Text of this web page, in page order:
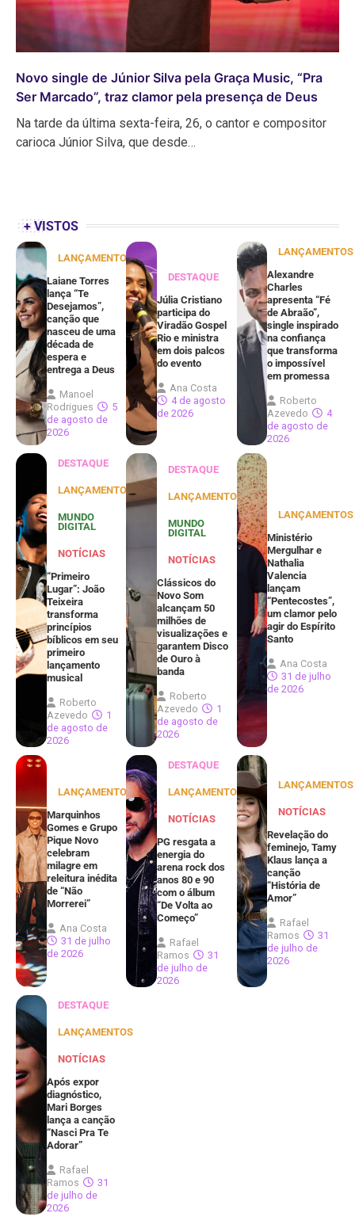
Novo single de Júnior Silva pela Graça Music, “Pra
Ser Marcado”, traz clamor pela presença de Deus
Na tarde da última sexta-feira, 26, o cantor e compositor
carioca Júnior Silva, que desde…
+ VISTOS
LANÇAMENTOS
Laiane Torres
lança “Te
Desejamos”,
canção que
nasceu de uma
década de
espera e
entrega a Deus
Manoel
Rodrigues
5
de agosto de
2026
DESTAQUE
Júlia Cristiano
participa do
Viradão Gospel
Rio e ministra
em dois palcos
do evento
Ana Costa
4 de agosto
de 2026
LANÇAMENTOS
Alexandre
Charles
apresenta “Fé
de Abraão”,
single inspirado
na confiança
que transforma
o impossível
em promessa
Roberto
Azevedo
4
de agosto de
2026
DESTAQUE
LANÇAMENTOS
MUNDO
DIGITAL
NOTÍCIAS
“Primeiro
Lugar”: João
Teixeira
transforma
princípios
bíblicos em seu
primeiro
lançamento
musical
Roberto
Azevedo
1
de agosto de
2026
DESTAQUE
LANÇAMENTOS
MUNDO
DIGITAL
NOTÍCIAS
Clássicos do
Novo Som
alcançam 50
milhões de
visualizações e
garantem Disco
de Ouro à
banda
Roberto
Azevedo
1
de agosto de
2026
LANÇAMENTOS
Ministério
Mergulhar e
Nathalia
Valencia
lançam
“Pentecostes”,
um clamor pelo
agir do Espírito
Santo
Ana Costa
31 de julho
de 2026
LANÇAMENTOS
Marquinhos
Gomes e Grupo
Pique Novo
celebram
milagre em
releitura inédita
de “Não
Morrerei”
Ana Costa
31 de julho
de 2026
DESTAQUE
LANÇAMENTOS
NOTÍCIAS
PG resgata a
energia do
arena rock dos
anos 80 e 90
com o álbum
“De Volta ao
Começo”
Rafael
Ramos
31
de julho de
2026
LANÇAMENTOS
NOTÍCIAS
Revelação do
feminejo, Tamy
Klaus lança a
canção
“História de
Amor”
Rafael
Ramos
31
de julho de
2026
DESTAQUE
LANÇAMENTOS
NOTÍCIAS
Após expor
diagnóstico,
Mari Borges
lança a canção
“Nasci Pra Te
Adorar”
Rafael
Ramos
31
de julho de
2026